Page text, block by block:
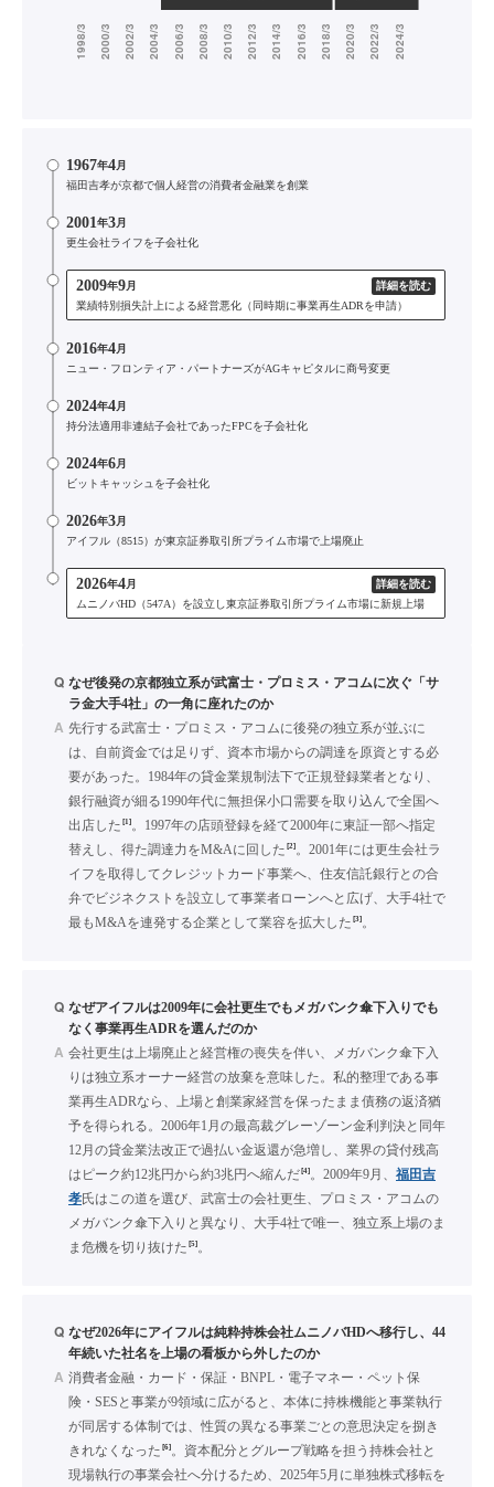
1967年4月
福田吉孝が京都で個人経営の消費者金融業を創業
2001年3月
更生会社ライフを子会社化
2009年9月
詳細を読む
業績特別損失計上による経営悪化（同時期に事業再生ADRを申請）
2016年4月
ニュー・フロンティア・パートナーズがAGキャピタルに商号変更
2024年4月
持分法適用非連結子会社であったFPCを子会社化
2024年6月
ビットキャッシュを子会社化
2026年3月
アイフル（8515）が東京証券取引所プライム市場で上場廃止
2026年4月
詳細を読む
ムニノバHD（547A）を設立し東京証券取引所プライム市場に新規上場
Q なぜ後発の京都独立系が武富士・プロミス・アコムに次ぐ「サ
ラ金大手4社」の一角に座れたのか
A 先行する武富士・プロミス・アコムに後発の独立系が並ぶに
は、自前資金では足りず、資本市場からの調達を原資とする必
要があった。1984年の貸金業規制法下で正規登録業者となり、
銀行融資が細る1990年代に無担保小口需要を取り込んで全国へ
出店した [1]。1997年の店頭登録を経て2000年に東証一部へ指定
替えし、得た調達力をM&Aに回した [2]。2001年には更生会社ラ
イフを取得してクレジットカード事業へ、住友信託銀行との合
弁でビジネクストを設立して事業者ローンへと広げ、大手4社で
最もM&Aを連発する企業として業容を拡大した [3]。
Q なぜアイフルは2009年に会社更生でもメガバンク傘下入りでも
なく事業再生ADRを選んだのか
A 会社更生は上場廃止と経営権の喪失を伴い、メガバンク傘下入
りは独立系オーナー経営の放棄を意味した。私的整理である事
業再生ADRなら、上場と創業家経営を保ったまま債務の返済猶
予を得られる。2006年1月の最高裁グレーゾーン金利判決と同年
12月の貸金業法改正で過払い金返還が急増し、業界の貸付残高
はピーク約12兆円から約3兆円へ縮んだ[4]。2009年9月、 福田吉
孝氏はこの道を選び、武富士の会社更生、プロミス・アコムの
メガバンク傘下入りと異なり、大手4社で唯一、独立系上場のま
ま危機を切り抜けた [5]。
Q なぜ2026年にアイフルは純粋持株会社ムニノバHDへ移行し、44
年続いた社名を上場の看板から外したのか
A 消費者金融・カード・保証・BNPL・電子マネー・ペット保
険・SESと事業が9領域に広がると、本体に持株機能と事業執行
が同居する体制では、性質の異なる事業ごとの意思決定を捌き
きれなくなった [6]。資本配分とグループ戦略を担う持株会社と
現場執行の事業会社へ分けるため、2025年5月に単独株式移転を